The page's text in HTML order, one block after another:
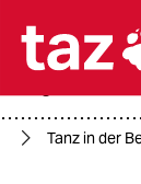
Tanz in der